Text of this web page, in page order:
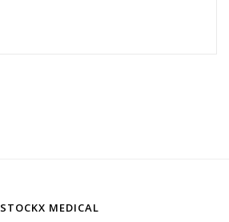
STOCKX MEDICAL